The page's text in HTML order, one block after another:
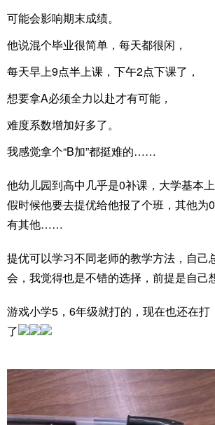
可能会影响期末成绩。
他说混个毕业很简单，每天都很闲，
每天早上9点半上课，下午2点下课了，
想要拿A必须全力以赴才有可能，
难度系数增加好多了。
我感觉拿个“B加”都挺难的……
他幼儿园到高中几乎是0补课，大学基本
假时候他要去提优给他报了个班，其他为
有其他……
提优可以学习不同老师的教学方法，自己
会，我觉得也是不错的选择，前提是自己
游戏小学5，6年级就打的，现在也还在打
了